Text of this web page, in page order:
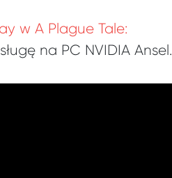
w A Plague Tale:
na PC NVIDIA Ansel.